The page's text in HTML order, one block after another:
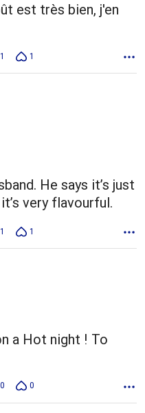
est très bien, j'en
1 1
He says it’s just
very flavourful.
1 1
a Hot night ! To
0 0